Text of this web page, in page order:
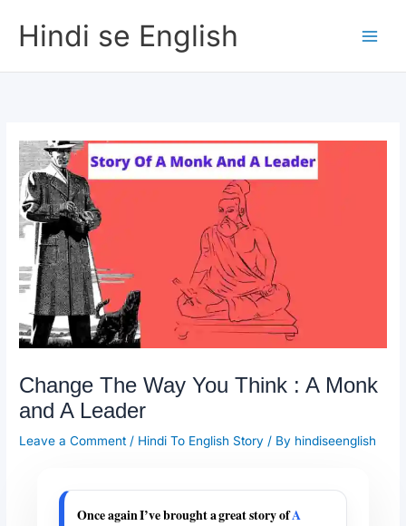
contentHindi se English
Change The Way You Think : A Monk
and A Leader
Leave a Comment / Hindi To English Story / By hindiseenglish
Once again I’ve brought a great story ofA